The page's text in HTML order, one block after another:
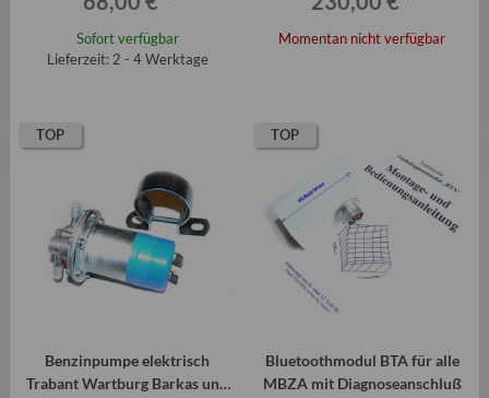
Serie etc. bis 750 kg
Sofort verfügbar
Lieferzeit: 2 - 4 Werktage
Momentan nicht verfügbar
TOP
Benzinpumpe elektrisch
Trabant Wartburg Barkas und
TOP
Bluetoothmodul BTA für alle
MBZA mit Diagnoseanschluß